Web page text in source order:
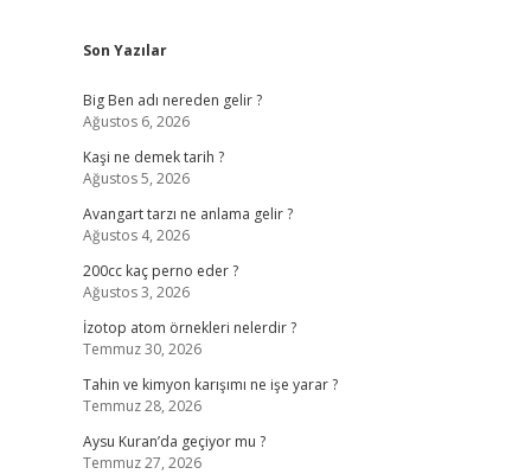
Sidebar
Son Yazılar
Big Ben adı nereden gelir ?
Ağustos 6, 2026
Kaşi ne demek tarih ?
Ağustos 5, 2026
Avangart tarzı ne anlama gelir ?
Ağustos 4, 2026
200cc kaç perno eder ?
Ağustos 3, 2026
İzotop atom örnekleri nelerdir ?
Temmuz 30, 2026
Tahin ve kimyon karışımı ne işe yarar ?
Temmuz 28, 2026
Aysu Kuran’da geçiyor mu ?
Temmuz 27, 2026